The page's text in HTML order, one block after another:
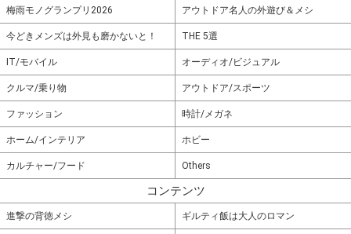
梅雨モノグランプリ2026 アウトドア名人の外遊び＆メシ
今どきメンズは外見も磨かないと！ THE 5選
IT/モバイル オーディオ/ビジュアル
クルマ/乗り物 アウトドア/スポーツ
ファッション 時計/メガネ
ホーム/インテリア ホビー
カルチャー/フード Others
コンテンツ
進撃の背徳メシ ギルティ飯は大人のロマン